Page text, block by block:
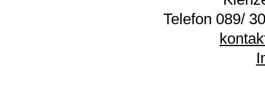
Telefon 089/